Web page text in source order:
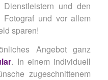
und den
Fotograf und vor allem
sparen!
Angebot ganz
. In einem individuell
zugeschnittenem